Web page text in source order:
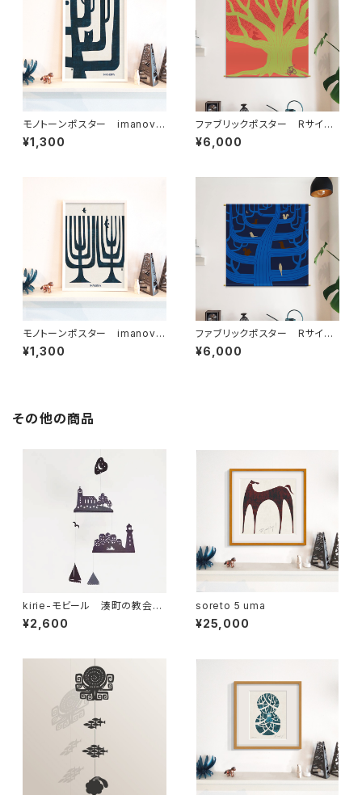
モノトーンポスター imanova
Tree 2
¥1,300
ファブリックポスター Rサイ
ズ ”クスノキ” （730×730m
m）
¥6,000
モノトーンポスター imanova
Tree 3
¥1,300
ファブリックポスター Rサイ
ズ ”夜の樹” （730×730m
m）
¥6,000
その他の商品
kirie-モビール 湊町の教会
minatonokyoukai
¥2,600
soreto 5 uma
¥25,000